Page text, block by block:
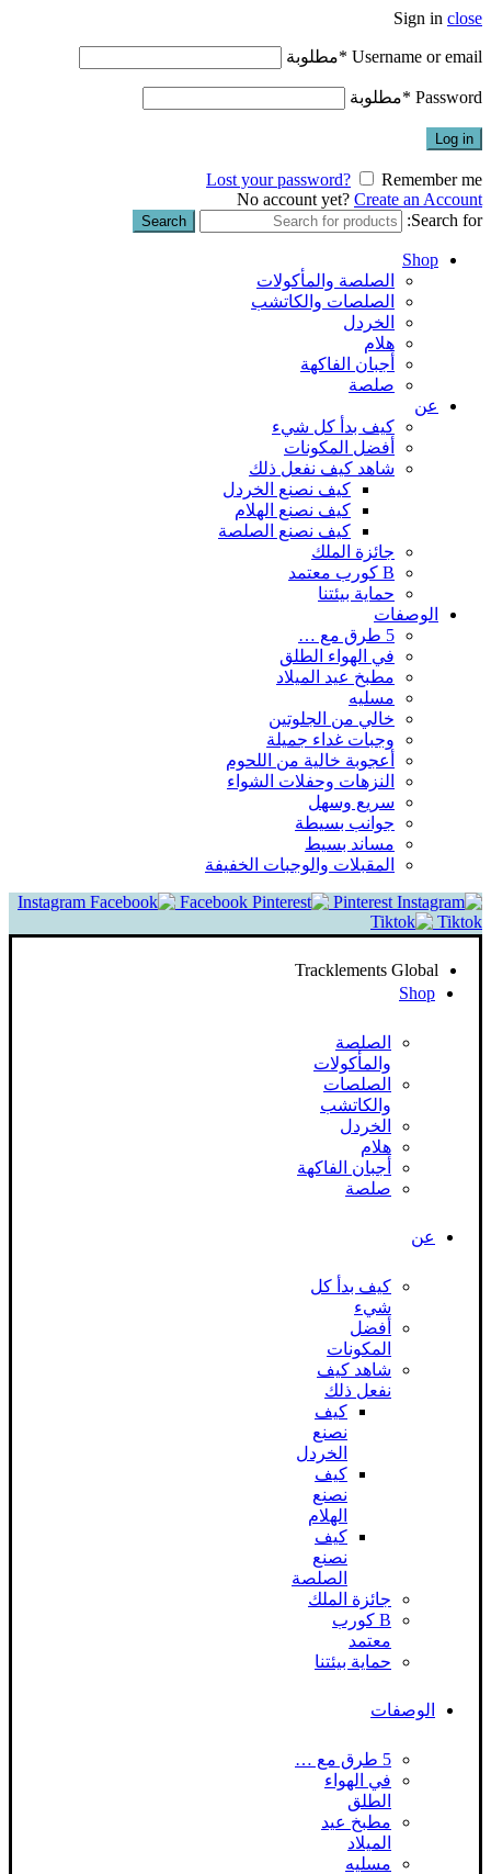
Sign in close
Username or email
*مطلوبة
Password
*مطلوبة
Log in
Lost your password?
Remember me
No account yet? Create an Account
Search for:
Search
Shop
الصلصة والمأكولات
الصلصات والكاتشب
الخردل
هلام
أجبان الفاكهة
صلصة
عن
كيف بدأ كل شيء
أفضل المكونات
شاهد كيف نفعل ذلك
كيف نصنع الخردل
كيف نصنع الهلام
كيف نصنع الصلصة
جائزة الملك
B كورب معتمد
حماية بيئتنا
الوصفات
5 طرق مع …
في الهواء الطلق
مطبخ عيد الميلاد
مسليه
خالي من الجلوتين
وجبات غداء جميلة
أعجوبة خالية من اللحوم
النزهات وحفلات الشواء
سريع وسهل
جوانب بسيطة
مساند بسيط
المقبلات والوجبات الخفيفة
Instagram
Facebook
Pinterest
Tiktok
Tracklements Global
Shop
الصلصة
والمأكولات
الصلصات
والكاتشب
الخردل
هلام
أجبان الفاكهة
صلصة
عن
كيف بدأ كل
شيء
أفضل
المكونات
شاهد كيف
نفعل ذلك
كيف
نصنع
الخردل
كيف
نصنع
الهلام
كيف
نصنع
الصلصة
جائزة الملك
B كورب
معتمد
حماية بيئتنا
الوصفات
5 طرق مع …
في الهواء
الطلق
مطبخ عيد
الميلاد
مسليه